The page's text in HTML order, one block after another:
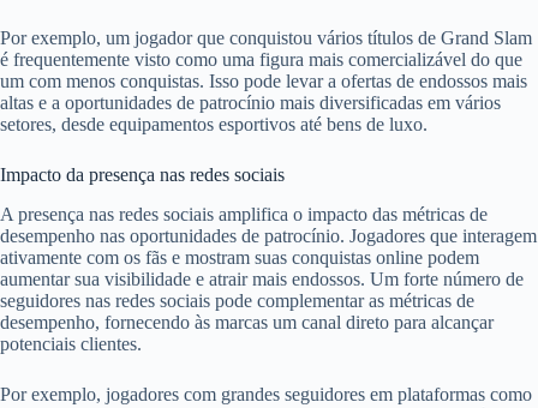
Por exemplo, um jogador que conquistou vários títulos de Grand Slam
é frequentemente visto como uma figura mais comercializável do que
um com menos conquistas. Isso pode levar a ofertas de endossos mais
altas e a oportunidades de patrocínio mais diversificadas em vários
setores, desde equipamentos esportivos até bens de luxo.
Impacto da presença nas redes sociais
A presença nas redes sociais amplifica o impacto das métricas de
desempenho nas oportunidades de patrocínio. Jogadores que interagem
ativamente com os fãs e mostram suas conquistas online podem
aumentar sua visibilidade e atrair mais endossos. Um forte número de
seguidores nas redes sociais pode complementar as métricas de
desempenho, fornecendo às marcas um canal direto para alcançar
potenciais clientes.
Por exemplo, jogadores com grandes seguidores em plataformas como